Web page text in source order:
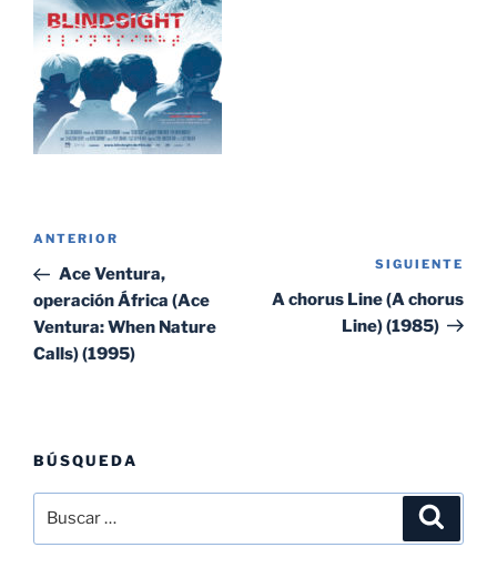
Navegación
entradas
Entrada
anterior:
ANTERIOR
Ace Ventura,
operación África (Ace
Ventura: When Nature
Calls) (1995)
SIGUIENTE
A chorus Line (A chorus
Line) (1985)
BÚSQUEDA
por: